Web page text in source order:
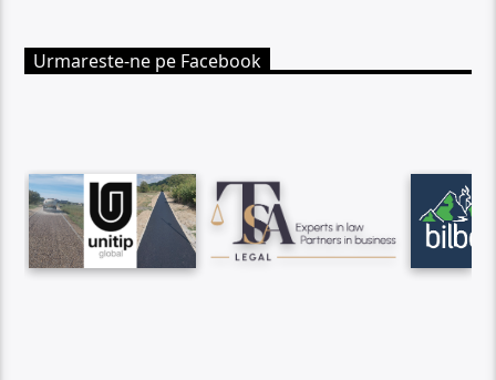
Urmareste-ne pe Facebook